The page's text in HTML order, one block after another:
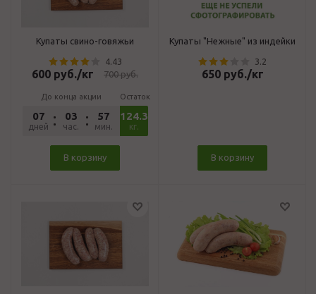
Купаты свино-говяжьи
4.43
600 руб./кг 700руб.
До конца акции
07
дней
03
час.
57
мин.
54
сек.
Остаток
124.392
кг.
В корзину
Купаты "Нежные" из индейки
3.2
650руб./кг
В корзину